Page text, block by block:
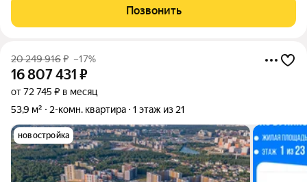
станции метро «Потапово», откуда без пересадок можно
доехать до самого центра
Позвонить
20 249 916₽ –17%
16 807 431 ₽
от 72 745 ₽ в месяц
53,9 м²
2-комн. квартира 1 этаж из 21
новостройка